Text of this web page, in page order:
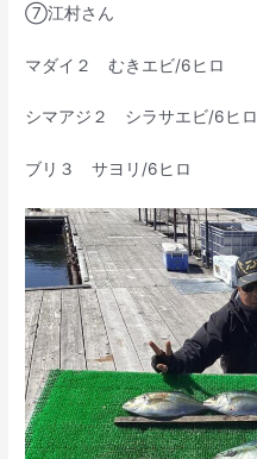
⑦江村さん
マダイ２ むきエビ/6ヒロ
シマアジ２ シラサエビ/6ヒロ
ブリ３ サヨリ/6ヒロ